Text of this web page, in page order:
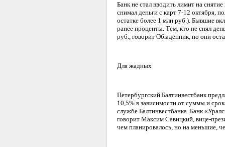
Банк не стал вводить лимит на
снимал деньги с карт 7-12 октября,
остатке более 1 млн руб.). Бывшие
ранее проценты. Тем, кто не снял
руб., говорит Обыденник, но они
Для жадных
Петербургский Балтинвестбанк
10,5% в зависимости от суммы и
службе Балтинвестбанка. Банк
говорит Максим Савицкий, вице-
чем планировалось, но на меньшие,